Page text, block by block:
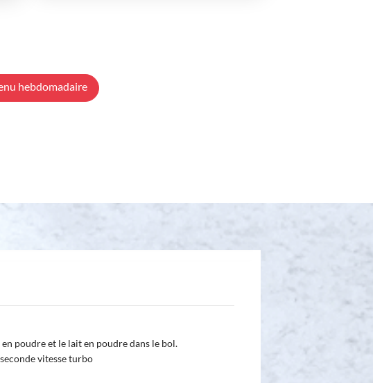
hebdomadaire
poudre et le lait en poudre dans le bol.
vitesse turbo